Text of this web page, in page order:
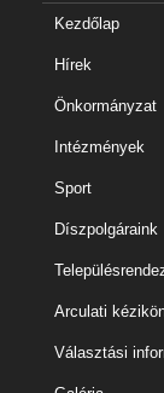
Kezdőlap
Hírek
Önkormányzat
Intézmények
Sport
Díszpolgáraink
Arculati
Választási